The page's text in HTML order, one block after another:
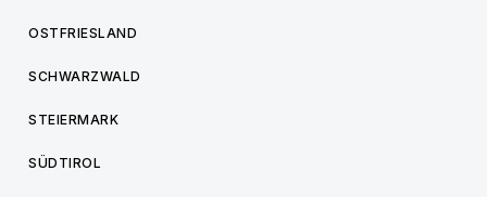
OSTFRIESLAND
SCHWARZWALD
STEIERMARK
SÜDTIROL